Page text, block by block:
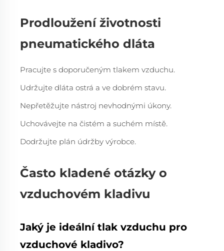
Prodloužení životnosti
pneumatického dláta
Pracujte s doporučeným tlakem vzduchu.
Udržujte dláta ostrá a ve dobrém stavu.
Nepřetěžujte nástroj nevhodnými úkony.
Uchovávejte na čistém a suchém místě.
Dodržujte plán údržby výrobce.
Často kladené otázky o
vzduchovém kladivu
Jaký je ideální tlak vzduchu pro
vzduchové kladivo?